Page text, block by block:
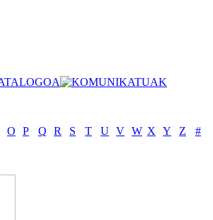
O P Q R S T U V W X Y Z
#